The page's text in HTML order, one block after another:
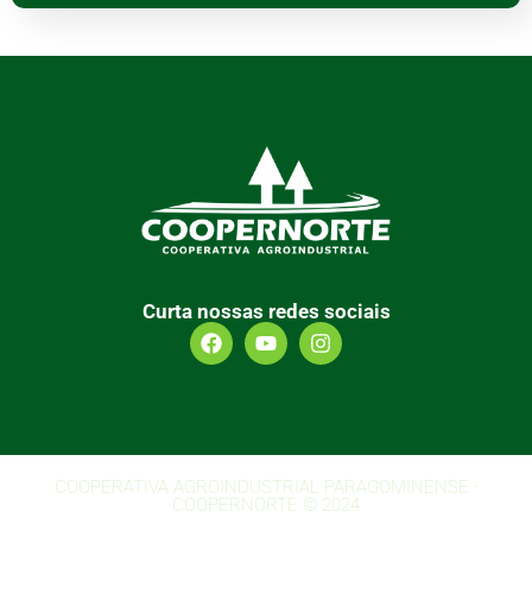
Curta nossas redes sociais
COOPERATIVA AGROINDUSTRIAL PARAGOMINENSE -
COOPERNORTE © 2024